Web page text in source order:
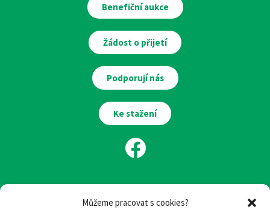
Můžeme pracovat s cookies?
Benefiční aukce
Žádost o přijetí
Podporují nás
Ke stažení